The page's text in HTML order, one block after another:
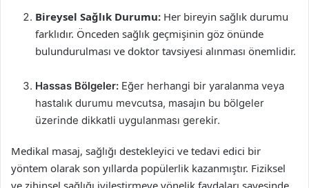
Bireysel Sağlık Durumu: Her bireyin sağlık durumu
farklıdır. Önceden sağlık geçmişinin göz önünde
bulundurulması ve doktor tavsiyesi alınması önemlidir.
Hassas Bölgeler: Eğer herhangi bir yaralanma veya
hastalık durumu mevcutsa, masajın bu bölgeler
üzerinde dikkatli uygulanması gerekir.
Medikal masaj, sağlığı destekleyici ve tedavi edici bir
yöntem olarak son yıllarda popülerlik kazanmıştır. Fiziksel
ve zihinsel sağlığı iyileştirmeye yönelik faydaları sayesinde,